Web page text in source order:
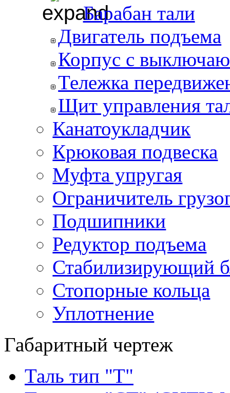
Барабан тали
Двигатель подъема
Корпус с
Тележка
Щит управления
Канатоукладчик
Крюковая подвеска
Муфта упругая
Ограничитель
Подшипники
Редуктор подъема
Стабилизирующий
Стопорные кольца
Уплотнение
Габаритный чертеж
Таль тип "Т"